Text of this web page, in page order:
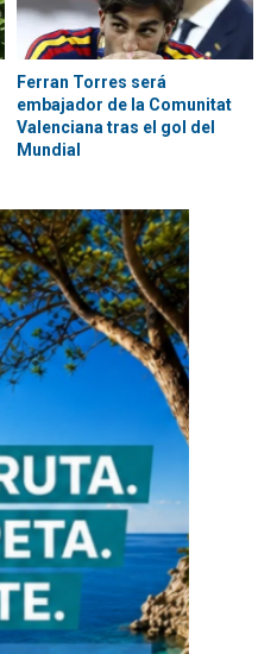
Ferran Torres será
embajador de la Comunitat
Valenciana tras el gol del
Mundial